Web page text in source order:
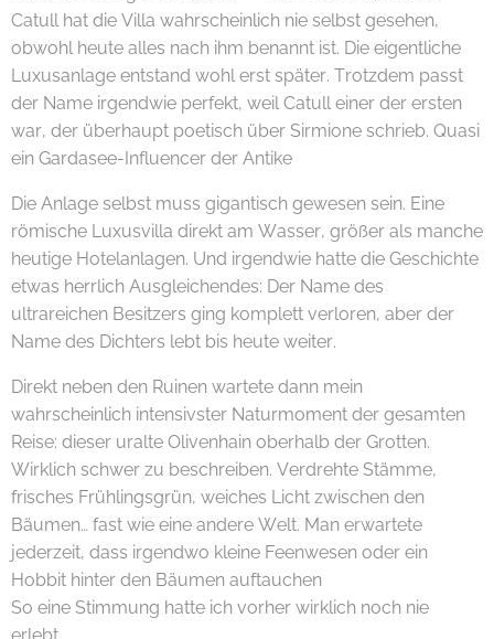
Catull hat die Villa wahrscheinlich nie selbst gesehen,
obwohl heute alles nach ihm benannt ist. Die eigentliche
Luxusanlage entstand wohl erst später. Trotzdem passt
der Name irgendwie perfekt, weil Catull einer der ersten
war, der überhaupt poetisch über Sirmione schrieb. Quasi
ein Gardasee-Influencer der Antike 🌊😄
Die Anlage selbst muss gigantisch gewesen sein. Eine
römische Luxusvilla direkt am Wasser, größer als manche
heutige Hotelanlagen. Und irgendwie hatte die Geschichte
etwas herrlich Ausgleichendes: Der Name des
ultrareichen Besitzers ging komplett verloren, aber der
Name des Dichters lebt bis heute weiter. 😊✨
Direkt neben den Ruinen wartete dann mein
wahrscheinlich intensivster Naturmoment der gesamten
Reise: dieser uralte Olivenhain oberhalb der Grotten.
Wirklich schwer zu beschreiben. Verdrehte Stämme,
frisches Frühlingsgrün, weiches Licht zwischen den
Bäumen… fast wie eine andere Welt. Man erwartete
jederzeit, dass irgendwo kleine Feenwesen oder ein
Hobbit hinter den Bäumen auftauchen 😄🌿✨
So eine Stimmung hatte ich vorher wirklich noch nie